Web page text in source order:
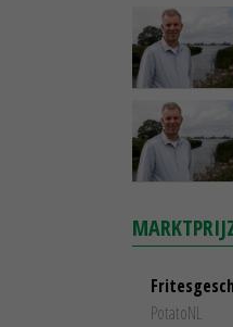
PotatoNL